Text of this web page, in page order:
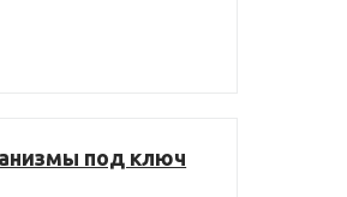
под ключ